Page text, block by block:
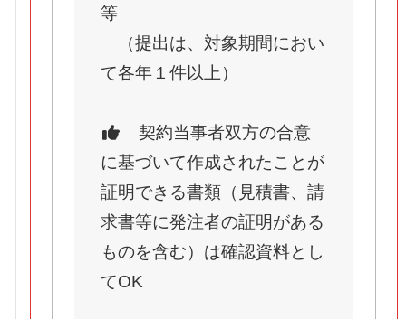
等
（提出は、対象期間におい
て各年１件以上）
契約当事者双方の合意
に基づいて作成されたことが
証明できる書類（見積書、請
求書等に発注者の証明がある
ものを含む）は確認資料とし
てOK